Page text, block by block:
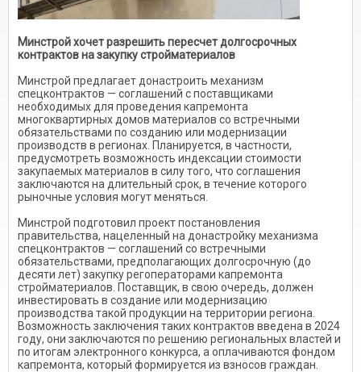
Минстрой хочет разрешить пересчет долгосрочных
контрактов на закупку стройматериалов
Минстрой предлагает донастроить механизм
спецконтрактов — соглашений с поставщиками
необходимых для проведения капремонта
многоквартирных домов материалов со встречными
обязательствами по созданию или модернизации
производств в регионах. Планируется, в частности,
предусмотреть возможность индексации стоимости
закупаемых материалов в силу того, что соглашения
заключаются на длительный срок, в течение которого
рыночные условия могут меняться.
Минстрой подготовил проект постановления
правительства, нацеленный на донастройку механизма
спецконтрактов — соглашений со встречными
обязательствами, предполагающих долгосрочную (до
десяти лет) закупку регоператорами капремонта
стройматериалов. Поставщик, в свою очередь, должен
инвестировать в создание или модернизацию
производства такой продукции на территории региона.
Возможность заключения таких контрактов введена в 2024
году, они заключаются по решению региональных властей и
по итогам электронного конкурса, а оплачиваются фондом
капремонта, который формируется из взносов граждан.